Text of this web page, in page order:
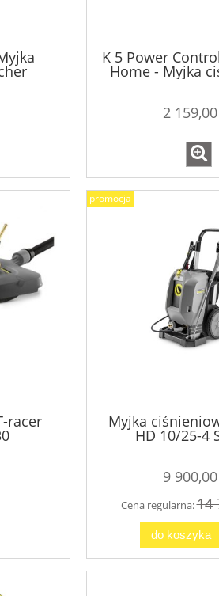
Active Diamond
102,15 zł
Cena regularna: 113,50
K 5 Power
Home - Myjka
Karcher
2 159,00
racer Myjka
HD 10/25-4
9 900,00
Cena regularna:14
do koszyka
promocja